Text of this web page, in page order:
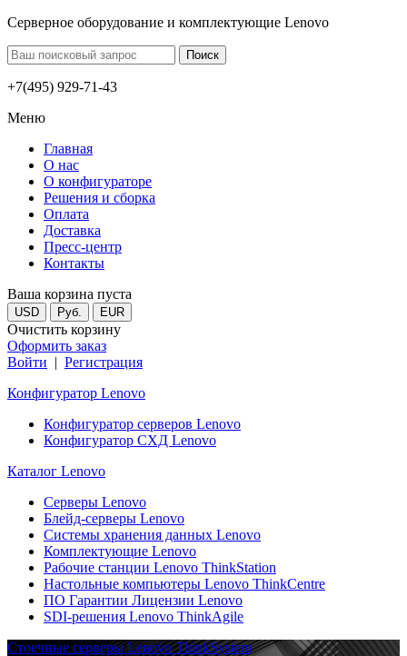
Серверное оборудование и комплектующие Lenovo
+7(495) 929-71-43
Меню
Главная
О нас
О конфигураторе
Решения и сборка
Оплата
Доставка
Пресс-центр
Контакты
Ваша корзина пуста
USD Руб. EUR
Очистить корзину
Оформить заказ
Войти | Регистрация
Конфигуратор Lenovo
Конфигуратор серверов Lenovo
Конфигуратор СХД Lenovo
Каталог Lenovo
Серверы Lenovo
Блейд-серверы Lenovo
Системы хранения данных Lenovo
Комплектующие Lenovo
Рабочие станции Lenovo ThinkStation
Настольные компьютеры Lenovo ThinkCentre
ПО Гарантии Лицензии Lenovo
SDI-решения Lenovo ThinkAgile
Стоечные серверы Lenovo ThinkSystem